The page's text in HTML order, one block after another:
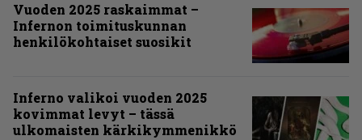
Vuoden 2025 raskaimmat –
Infernon toimituskunnan
henkilökohtaiset suosikit
Inferno valikoi vuoden 2025
kovimmat levyt – tässä
ulkomaisten kärkikymmenikkö